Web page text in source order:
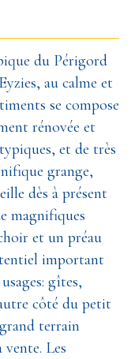
du Périgord
au calme et
se compose
rénovée et
et de très
grange,
dès à présent
magnifiques
et un préau
important
gîtes,
côté du petit
terrain
Les